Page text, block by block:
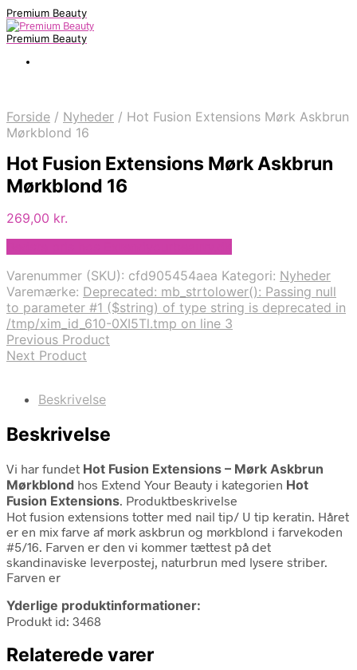
Premium Beauty
Premium Beauty
Forside / Nyheder / Hot Fusion Extensions Mørk Askbrun
Mørkblond 16
Hot Fusion Extensions Mørk Askbrun
Mørkblond 16
269,00 kr.
Varenummer (SKU): cfd905454aea Kategori: Nyheder
Varemærke: Deprecated: mb_strtolower(): Passing null
to parameter #1 ($string) of type string is deprecated in
/tmp/xim_id_610-0XI5Tl.tmp on line 3
Previous Product
Next Product
Beskrivelse
Beskrivelse
Vi har fundet Hot Fusion Extensions – Mørk Askbrun
Mørkblond hos Extend Your Beauty i kategorien Hot
Fusion Extensions. Produktbeskrivelse
Hot fusion extensions totter med nail tip/ U tip keratin. Håret
er en mix farve af mørk askbrun og mørkblond i farvekoden
#5/16. Farven er den vi kommer tættest på det
skandinaviske leverpostej, naturbrun med lysere striber.
Farven er
Yderlige produktinformationer:
Produkt id: 3468
Relaterede varer